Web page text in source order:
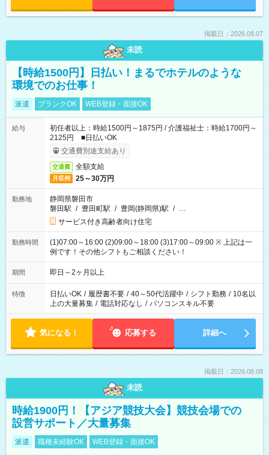
掲載日：2026.08.07
未読
【時給1500円】日払い！まるでホテルのような
環境でのお仕事！
派遣 ブランクOK WEB登録・面接OK
給与
初任者以上：時給1500円～1875円 / 介護福祉士：時給1700円～
2125円 ■日払いOK
交通費別途支給あり
交通費 全額支給
月収例 25～30万円
勤務地
静岡県磐田市
磐田駅 / 豊田町駅 / 豊岡(静岡県)駅 / …
サービス付き高齢者向け住宅
勤務時間
(1)07:00～16:00 (2)09:00～18:00 (3)17:00～09:00 ※ 上記は一
例です！その他シフトもご相談ください！
期間 即日～2ヶ月以上
特徴 日払いOK / 履歴書不要 / 40～50代活躍中 / シフト勤務 / 10名以
上の大量募集 / 電話対応なし / パソコンスキル不要
気になる！ 応募する 詳細へ
掲載日：2026.08.08
未読
時給1900円！【アジア競技大会】競技会場での
設営サポート／大量募集
派遣 職種未経験OK WEB登録・面接OK